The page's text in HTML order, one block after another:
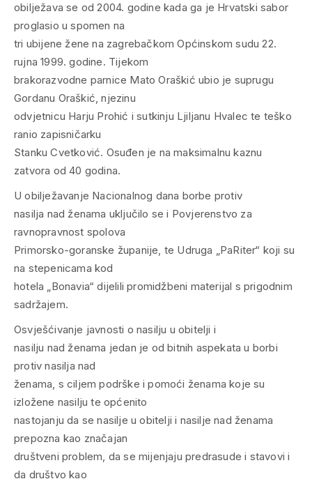
obilježava se od 2004. godine kada ga je Hrvatski sabor
proglasio u spomen na
tri ubijene žene na zagrebačkom Općinskom sudu 22.
rujna 1999. godine. Tijekom
brakorazvodne parnice Mato Oraškić ubio je suprugu
Gordanu Oraškić, njezinu
odvjetnicu Harju Prohić i sutkinju Ljiljanu Hvalec te teško
ranio zapisničarku
Stanku Cvetković. Osuđen je na maksimalnu kaznu
zatvora od 40 godina.
U obilježavanje Nacionalnog dana borbe protiv
nasilja nad ženama uključilo se i Povjerenstvo za
ravnopravnost spolova
Primorsko-goranske županije, te Udruga „PaRiter“ koji su
na stepenicama kod
hotela „Bonavia“ dijelili promidžbeni materijal s prigodnim
sadržajem.
Osvješćivanje javnosti o nasilju u obitelji i
nasilju nad ženama jedan je od bitnih aspekata u borbi
protiv nasilja nad
ženama, s ciljem podrške i pomoći ženama koje su
izložene nasilju te općenito
nastojanju da se nasilje u obitelji i nasilje nad ženama
prepozna kao značajan
društveni problem, da se mijenjaju predrasude i stavovi i
da društvo kao